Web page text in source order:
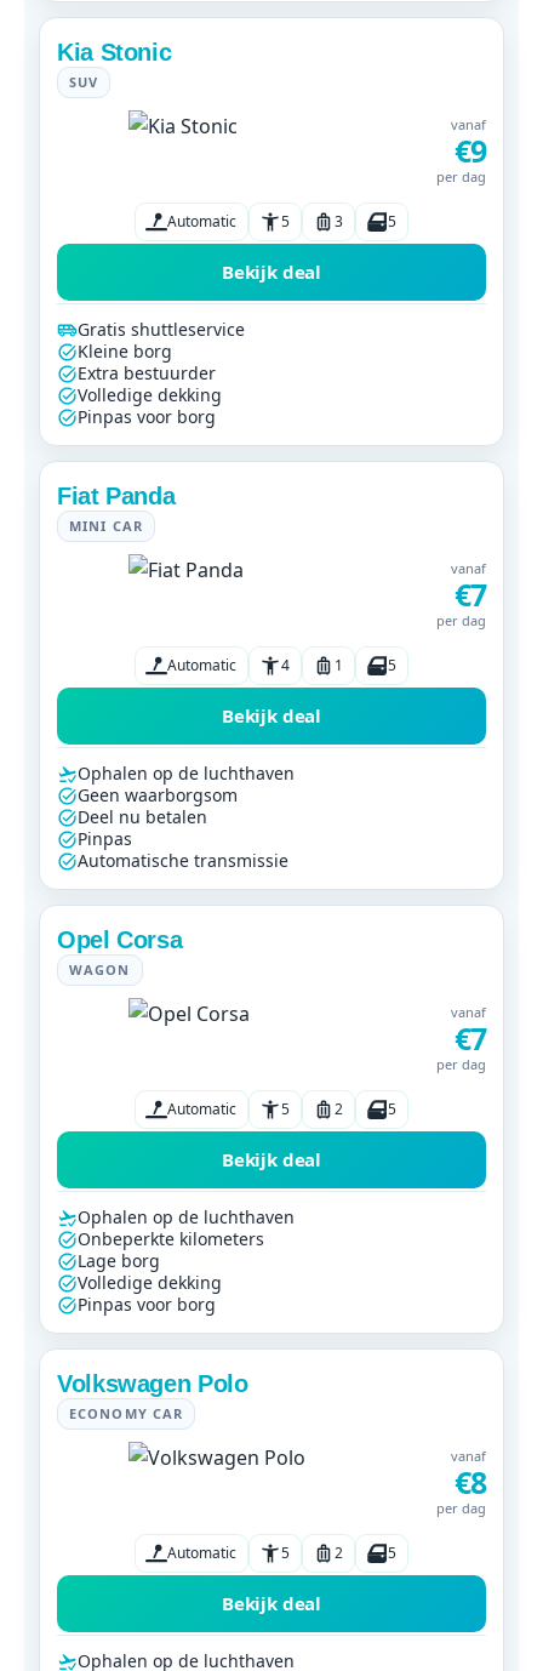
Kia Stonic
SUV
vanaf
€9
per dag
Automatic 5 3 5
Bekijk deal
Gratis shuttleservice
Kleine borg
Extra bestuurder
Volledige dekking
Pinpas voor borg
Fiat Panda
MINI CAR
vanaf
€7
per dag
Automatic 4 1 5
Bekijk deal
Ophalen op de luchthaven
Geen waarborgsom
Deel nu betalen
Pinpas
Automatische transmissie
Opel Corsa
WAGON
vanaf
€7
per dag
Automatic 5 2 5
Bekijk deal
Ophalen op de luchthaven
Onbeperkte kilometers
Lage borg
Volledige dekking
Pinpas voor borg
Volkswagen Polo
ECONOMY CAR
vanaf
€8
per dag
Automatic 5 2 5
Bekijk deal
Ophalen op de luchthaven